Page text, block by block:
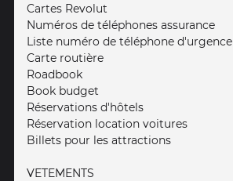
Cartes Revolut
Numéros de téléphones assurance
Liste numéro de téléphone d'urgence
Carte routière
Roadbook
Book budget
Réservations d'hôtels
Réservation location voitures
Billets pour les attractions
VETEMENTS